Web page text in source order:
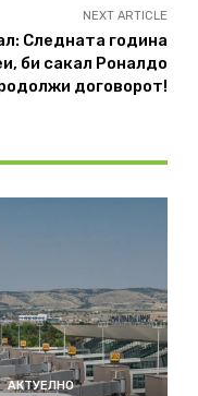
NEXT ARTICLE
Следната година
би сакал Роналдо
договорот!
АКТУЕЛНО